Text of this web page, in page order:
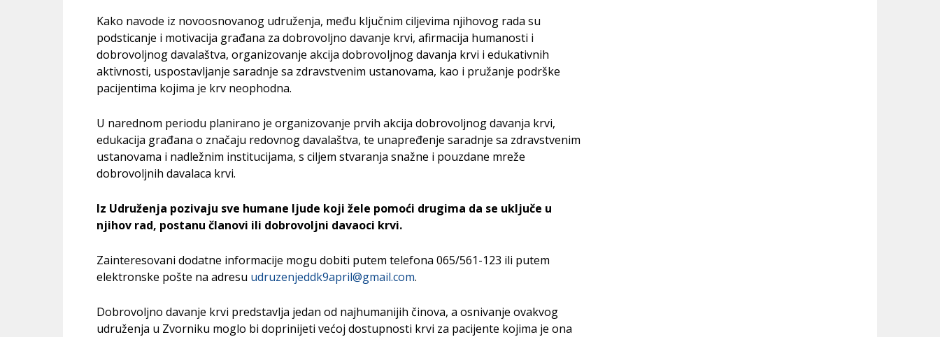
Kako navode iz novoosnovanog udruženja, među ključnim ciljevima njihovog rada su
podsticanje i motivacija građana za dobrovoljno davanje krvi, afirmacija humanosti i
dobrovoljnog davalaštva, organizovanje akcija dobrovoljnog davanja krvi i edukativnih
aktivnosti, uspostavljanje saradnje sa zdravstvenim ustanovama, kao i pružanje podrške
pacijentima kojima je krv neophodna.
U narednom periodu planirano je organizovanje prvih akcija dobrovoljnog davanja krvi,
edukacija građana o značaju redovnog davalaštva, te unapređenje saradnje sa zdravstvenim
ustanovama i nadležnim institucijama, s ciljem stvaranja snažne i pouzdane mreže
dobrovoljnih davalaca krvi.
Iz Udruženja pozivaju sve humane ljude koji žele pomoći drugima da se uključe u
njihov rad, postanu članovi ili dobrovoljni davaoci krvi.
Zainteresovani dodatne informacije mogu dobiti putem telefona 065/561-123 ili putem
elektronske pošte na adresu udruzenjeddk9april@gmail.com.
Dobrovoljno davanje krvi predstavlja jedan od najhumanijih činova, a osnivanje ovakvog
udruženja u Zvorniku moglo bi doprinijeti većoj dostupnosti krvi za pacijente kojima je ona